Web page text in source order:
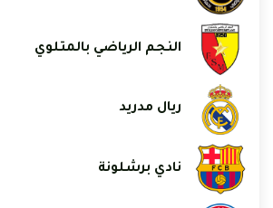
النجم الرياضي بالمتلوي
ريال مدريد
نادي برشلونة